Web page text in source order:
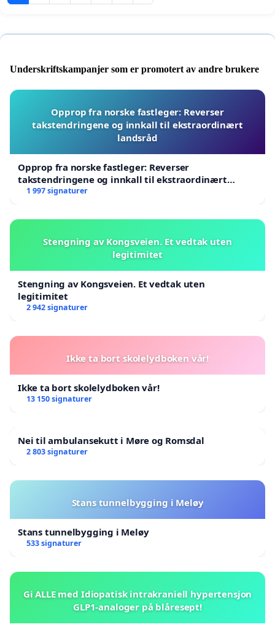
Underskriftskampanjer som er promotert av andre brukere
Opprop fra norske fastleger: Reverser
takstendringene og innkall til ekstraordinært
landsråd
Opprop fra norske fastleger: Reverser
takstendringene og innkall til ekstraordinært
landsråd
1 997 signaturer
Stengning av Kongsveien. Et vedtak uten
legitimitet
Stengning av Kongsveien. Et vedtak uten
legitimitet
2 942 signaturer
Ikke ta bort skolelydboken vår!
Ikke ta bort skolelydboken vår!
13 150 signaturer
Nei til ambulansekutt i Møre og Romsdal
2 803 signaturer
Stans tunnelbygging i Meløy
Stans tunnelbygging i Meløy
533 signaturer
Gi ALLE med Idiopatisk intrakraniell hypertensjon
GLP1-analoger på blåresept!